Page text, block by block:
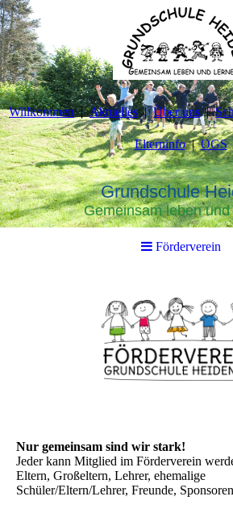
Willkommen Aktuelles Über uns
Elterninfo OGS
Grundschule
Gemeinsam leben und
Förderverein
Nur gemeinsam sind wir stark!
Jeder kann Mitglied im Förderverein
Eltern, Großeltern, Lehrer, ehemalige
Schüler/Eltern/Lehrer, Freunde,